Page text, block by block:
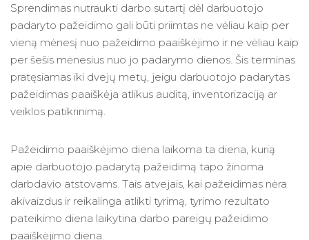
Sprendimas nutraukti darbo sutartį dėl darbuotojo
padaryto pažeidimo gali būti priimtas ne vėliau kaip per
vieną mėnesį nuo pažeidimo paaiškėjimo ir ne vėliau kaip
per šešis mėnesius nuo jo padarymo dienos. Šis terminas
pratęsiamas iki dvejų metų, jeigu darbuotojo padarytas
pažeidimas paaiškėja atlikus auditą, inventorizaciją ar
veiklos patikrinimą.
Pažeidimo paaiškėjimo diena laikoma ta diena, kurią
apie darbuotojo padarytą pažeidimą tapo žinoma
darbdavio atstovams. Tais atvejais, kai pažeidimas nėra
akivaizdus ir reikalinga atlikti tyrimą, tyrimo rezultato
pateikimo diena laikytina darbo pareigų pažeidimo
paaiškėjimo diena.